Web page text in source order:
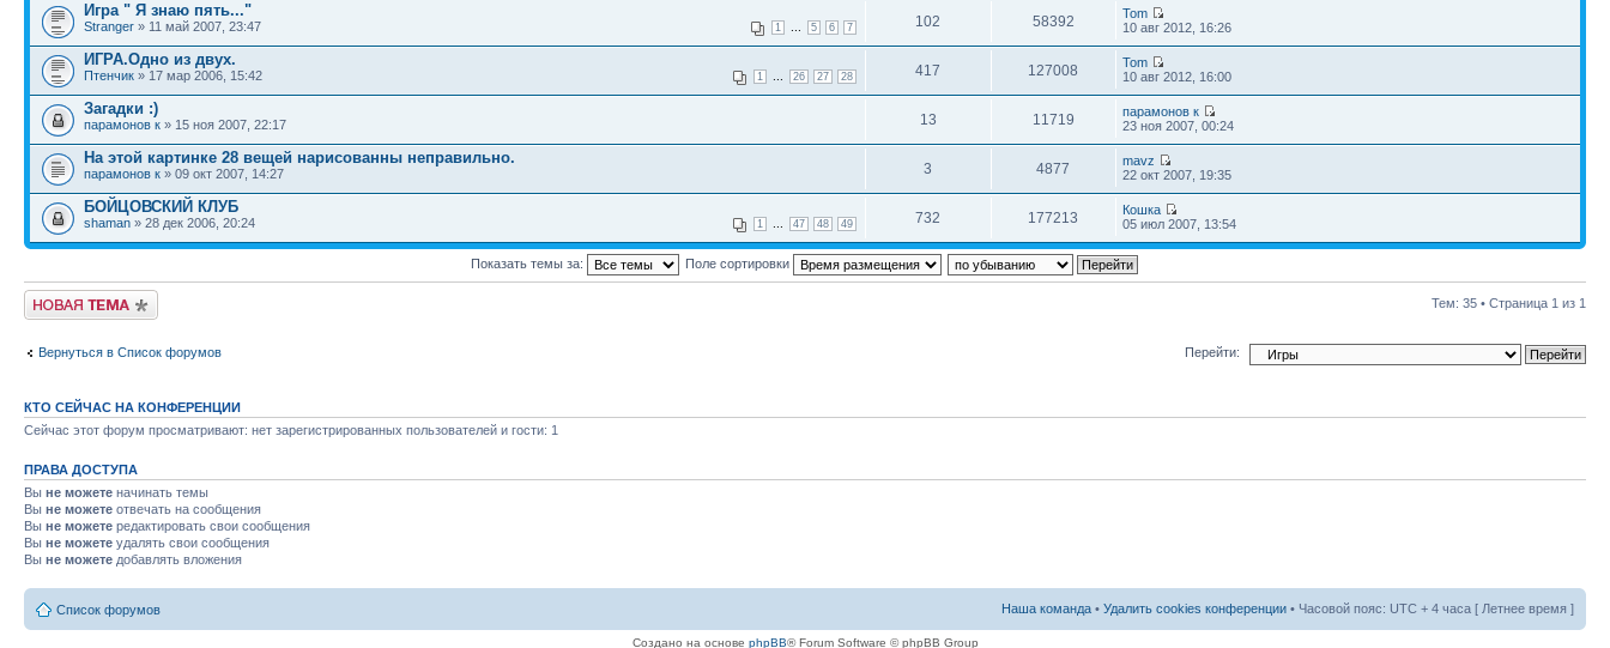
Игра " Я знаю пять..."
1 5 6 7
Stranger » 11 май 2007, 23:47 102 58392
Tom
10 авг 2012, 16:26
ИГРА.Одно из двух.
1 26 27 28
Птенчик » 17 мар 2006, 15:42 417 127008
Tom
10 авг 2012, 16:00
Загадки :)
парамонов к » 15 ноя 2007, 22:17 13 11719
парамонов к
23 ноя 2007, 00:24
На этой картинке 28 вещей нарисованны неправильно.
парамонов к » 09 окт 2007, 14:27 3 4877
mavz
22 окт 2007, 19:35
БОЙЦОВСКИЙ КЛУБ
1 47 48 49
shaman » 28 дек 2006, 20:24 732 177213
Кошка
05 июл 2007, 13:54
Показать темы за: Поле сортировки
Новая тема Тем: 35 • Страница 1 из 1
Вернуться в Список форумов Перейти:
КТО СЕЙЧАС НА КОНФЕРЕНЦИИ
Сейчас этот форум просматривают: нет зарегистрированных пользователей и гости: 1
ПРАВА ДОСТУПА
Вы не можете начинать темы
Вы не можете отвечать на сообщения
Вы не можете редактировать свои сообщения
Вы не можете удалять свои сообщения
Вы не можете добавлять вложения
Список форумов Наша команда • Удалить cookies конференции • Часовой пояс: UTC + 4 часа [ Летнее время ]
Создано на основе phpBB® Forum Software © phpBB Group